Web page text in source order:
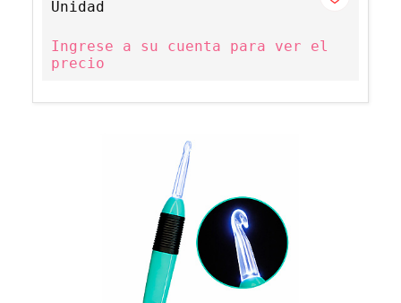
Unidad
Ingrese a su cuenta para ver el
precio